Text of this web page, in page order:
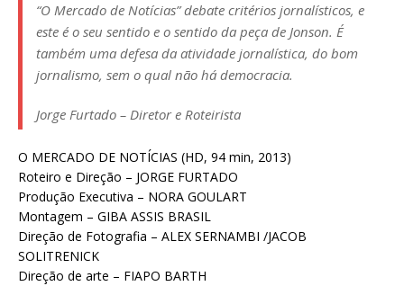
“O Mercado de Notícias” debate critérios jornalísticos, e
este é o seu sentido e o sentido da peça de Jonson. É
também uma defesa da atividade jornalística, do bom
jornalismo, sem o qual não há democracia.
Jorge Furtado – Diretor e Roteirista
O MERCADO DE NOTÍCIAS (HD, 94 min, 2013)
Roteiro e Direção – JORGE FURTADO
Produção Executiva – NORA GOULART
Montagem – GIBA ASSIS BRASIL
Direção de Fotografia – ALEX SERNAMBI /JACOB
SOLITRENICK
Direção de arte – FIAPO BARTH